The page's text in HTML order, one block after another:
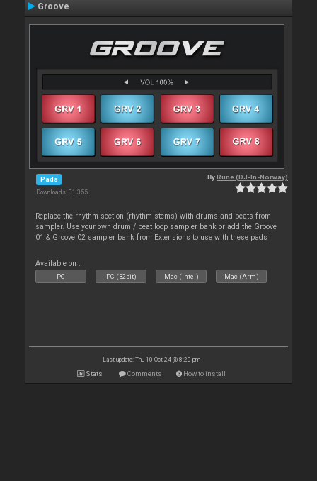
Groove
Pads
Downloads: 31 355
ByRune (DJ-In-Norway)
Replace the rhythm section (rhythm stems) with drums and beats from
sampler. Use your own drum / beat loop sampler bank or add the Groove
01 & Groove 02 sampler bank from Extensions to use with these pads
Available on :
PC PC (32bit) Mac (Intel) Mac (Arm)
Last update: Thu 10 Oct 24 @ 8:20 pm
Stats Comments How to install